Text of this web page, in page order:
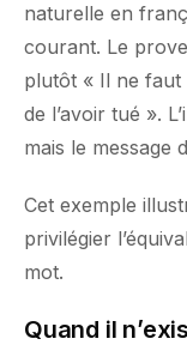
naturelle en
courant. Le
plutôt « Il ne faut
de l’avoir tué ».
mais le message
Cet exemple
privilégier
mot.
Quand il